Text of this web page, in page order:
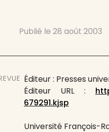
Publié le28 août 2003
Éditeur : Presses
Éditeur URL :
679291.kjsp
Université François-